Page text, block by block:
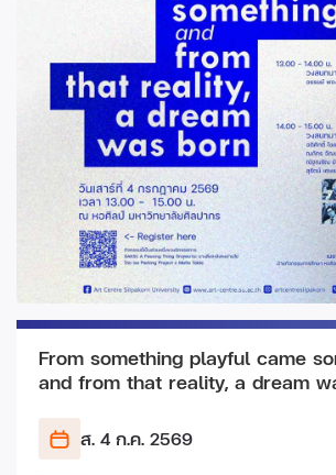
From something playful came
and from that reality, a dream
ส. 4 ก.ค. 2569